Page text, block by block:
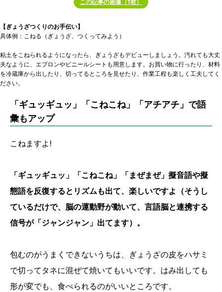
この記事の画像（1枚）
【ぎょうざつくりのお手伝い】
具体例：こねる（ぎょうざ、つくってみよう）
粘土をこねられるようになったら、ぎょうざもデビューしましょう。汚れても大丈
夫なように、エプロンやビニールシートも用意します。お買い物に行ったり、材料
を冷蔵庫から出したり、切ってるところを見せたり、作業工程も楽しく工夫してく
ださい。
「 ギュッギュッ」「こねこね」「アチアチ」で語
彙もアップ
こねますよ!
「ギュッギュッ」「こねこね」「まぜまぜ」擬音語や擬
態語を反復するとリズムも出て、楽しいですよ（そうし
ているだけで、脳の運動野が動いて、言語脳と連携する
信号が「ジャンジャン」出てます）。
包むのがうまくできないうちは、ぎょうざの皮をハサミ
で切ってタネに混ぜて焼いてもいいです。はみ出しても
形が変でも、食べられるのがいいところです。